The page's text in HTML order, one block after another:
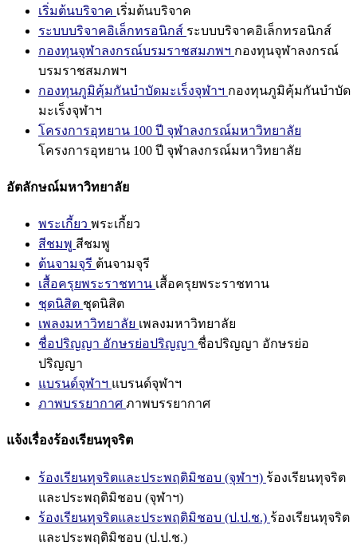
เริ่มต้นบริจาค เริ่มต้นบริจาค
ระบบบริจาคอิเล็กทรอนิกส์ ระบบบริจาคอิเล็กทรอนิกส์
กองทุนจุฬาลงกรณ์บรมราชสมภพฯ กองทุนจุฬาลงกรณ์
บรมราชสมภพฯ
กองทุนภูมิคุ้มกันบำบัดมะเร็งจุฬาฯ กองทุนภูมิคุ้มกันบำบัด
มะเร็งจุฬาฯ
โครงการอุทยาน 100 ปี จุฬาลงกรณ์มหาวิทยาลัย
โครงการอุทยาน 100 ปี จุฬาลงกรณ์มหาวิทยาลัย
อัตลักษณ์มหาวิทยาลัย
พระเกี้ยว พระเกี้ยว
สีชมพู สีชมพู
ต้นจามจุรี ต้นจามจุรี
เสื้อครุยพระราชทาน เสื้อครุยพระราชทาน
ชุดนิสิต ชุดนิสิต
เพลงมหาวิทยาลัย เพลงมหาวิทยาลัย
ชื่อปริญญา อักษรย่อปริญญา ชื่อปริญญา อักษรย่อ
ปริญญา
แบรนด์จุฬาฯ แบรนด์จุฬาฯ
ภาพบรรยากาศ ภาพบรรยากาศ
แจ้งเรื่องร้องเรียนทุจริต
ร้องเรียนทุจริตและประพฤติมิชอบ (จุฬาฯ) ร้องเรียนทุจริต
และประพฤติมิชอบ (จุฬาฯ)
ร้องเรียนทุจริตและประพฤติมิชอบ (ป.ป.ช.) ร้องเรียนทุจริต
และประพฤติมิชอบ (ป.ป.ช.)